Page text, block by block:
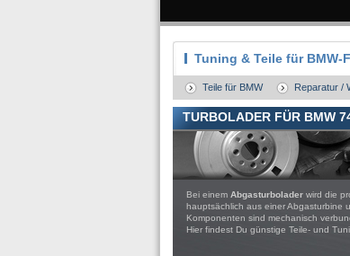
Tuning & Teile für BMW-
Teile für BMW Reparatur /
TURBOLADER FÜR BMW
Bei einem Abgasturbolader wird die
hauptsächlich aus einer Abgasturbine
Komponenten sind mechanisch
Hier findest Du günstige Teile- und